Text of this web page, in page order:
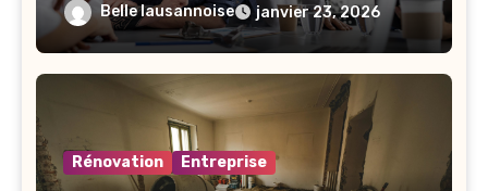
Belle lausannoise janvier 23, 2026
Rénovation Entreprise